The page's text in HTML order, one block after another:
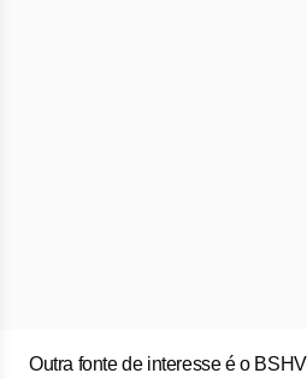
Outra fonte de interesse é o